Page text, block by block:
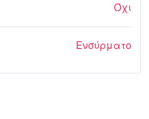
Όχι
Ενσύρματο